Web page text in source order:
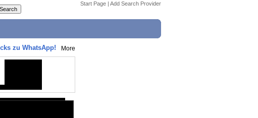
Start Page | Add Search Provider
zu WhatsApp! More